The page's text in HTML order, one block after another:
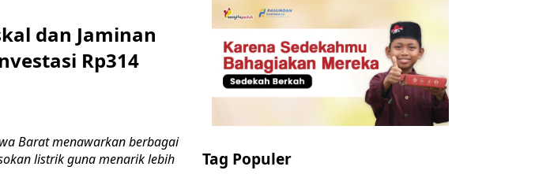
dan Jaminan
Rp314
Barat menawarkan berbagai
listrik guna menarik lebih
Tag Populer